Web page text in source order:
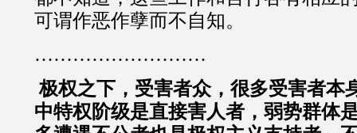
可谓作恶作孽而不自知。
………………………
极权之下，受害者众，很多受害者本
中特权阶级是直接害人者，弱势群体